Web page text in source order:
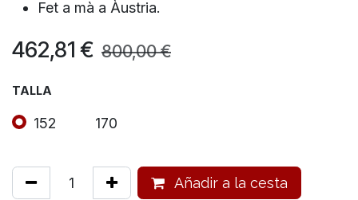
Fet a mà a Àustria.
462,81 € 800,00€
TALLA
152 170
Añadir a la cesta